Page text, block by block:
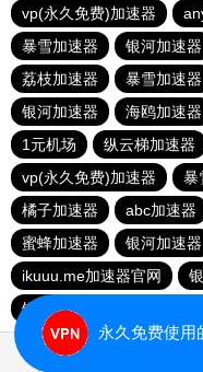
vp(永久免费)加速器
暴雪加速器
银河加速器
荔枝加速器
暴雪加速器
银河加速器
海鸥加速器
1元机场
纵云梯加速器
vp(永久免费)加速器
暴
橘子加速器
abc加速器
蜜蜂加速器
银河加速器
ikuuu.me加速器官网
银河加速器
永久免费使用